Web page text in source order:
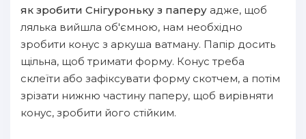
як зробити Снігуроньку з паперу адже, щоб
лялька вийшла об'ємною, нам необхідно
зробити конус з аркуша ватману. Папір досить
щільна, щоб тримати форму. Конус треба
склеїти або зафіксувати форму скотчем, а потім
зрізати нижню частину паперу, щоб вирівняти
конус, зробити його стійким.